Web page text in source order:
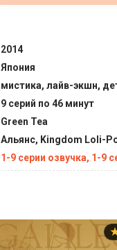
2014
Япония
мистика, лайв-экшн,
9 серий по 46 минут
Green Tea
Альянс, Kingdom Loli-
1-9 серии озвучка, 1-9